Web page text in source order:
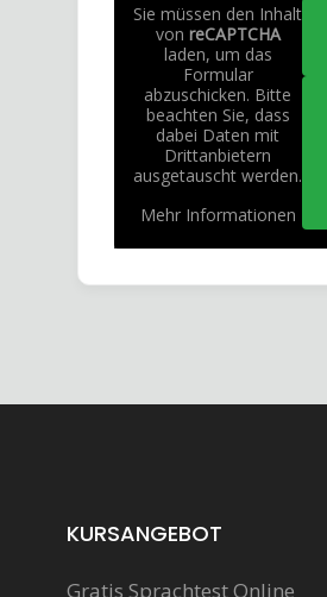
Sie müssen den Inhalt
von reCAPTCHA
laden, um das
Formular
abzuschicken. Bitte
beachten Sie, dass
dabei Daten mit
Drittanbietern
ausgetauscht werden.
Mehr Informationen
KURSANGEBOT
Gratis Sprachtest Online